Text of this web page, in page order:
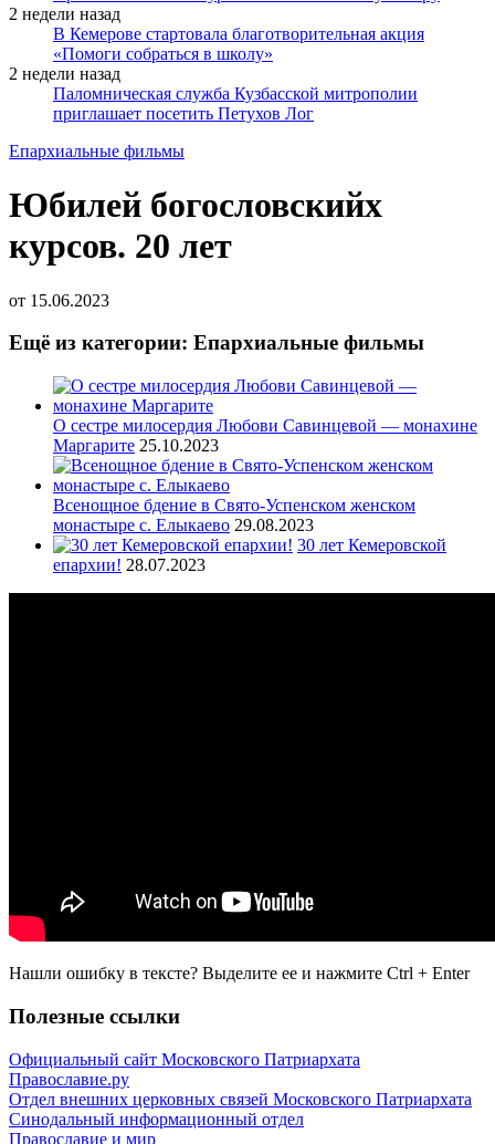
2 недели назад
В Кемерове стартовала благотворительная акция
«Помоги собраться в школу»
2 недели назад
Паломническая служба Кузбасской митрополии
приглашает посетить Петухов Лог
Епархиальные фильмы
Юбилей богословскийх
курсов. 20 лет
от 15.06.2023
Ещё из категории: Епархиальные фильмы
О сестре милосердия Любови Савинцевой — монахине
Маргарите 25.10.2023
Всенощное бдение в Свято-Успенском женском
монастыре с. Елыкаево 29.08.2023
30 лет Кемеровской
епархии! 28.07.2023
Нашли ошибку в тексте? Выделите ее и нажмите Ctrl + Enter
Полезные ссылки
Официальный сайт Московского Патриархата
Православие.ру
Отдел внешних церковных связей Московского Патриархата
Синодальный информационный отдел
Православие и мир